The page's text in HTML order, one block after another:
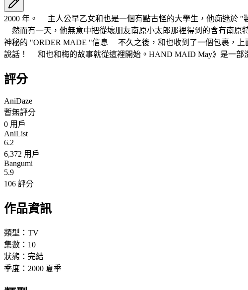
2000 年。 主人公早乙女和也是一個有點古怪的大學生，他痴迷於 "
然而有一天，他無意中把從壞朋友南原小太郎那裡得到的含有南
神秘的 "ORDER MADE "信息 不久之後，和也收到了一個包裹，上
說話！ 和也和梅的故事就從這裡開始。HAND MAID May》是一部
評分
AniDaze
暫無評分
0 用戶
AniList
6.2
6,372 用戶
Bangumi
5.9
106 評分
作品資訊
類型： TV
集數： 10
狀態： 完結
季度： 2000 夏季